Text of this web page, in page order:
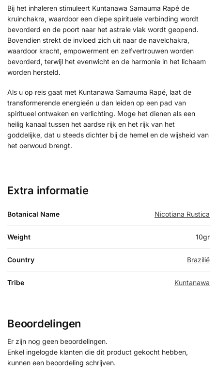
Bij het inhaleren stimuleert Kuntanawa Samauma Rapé de
kruinchakra, waardoor een diepe spirituele verbinding wordt
bevorderd en de poort naar het astrale vlak wordt geopend.
Bovendien strekt de invloed zich uit naar de navelchakra,
waardoor kracht, empowerment en zelfvertrouwen worden
bevorderd, terwijl het evenwicht en de harmonie in het lichaam
worden hersteld.
Als u op reis gaat met Kuntanawa Samauma Rapé, laat de
transformerende energieën u dan leiden op een pad van
spiritueel ontwaken en verlichting. Moge het dienen als een
heilig kanaal tussen het aardse rijk en het rijk van het
goddelijke, dat u steeds dichter bij de hemel en de wijsheid van
het oerwoud brengt.
Extra informatie
Botanical Name Nicotiana Rustica
Weight 10gr
Country Brazilië
Tribe Kuntanawa
Beoordelingen
Er zijn nog geen beoordelingen.
Enkel ingelogde klanten die dit product gekocht hebben,
kunnen een beoordeling schrijven.